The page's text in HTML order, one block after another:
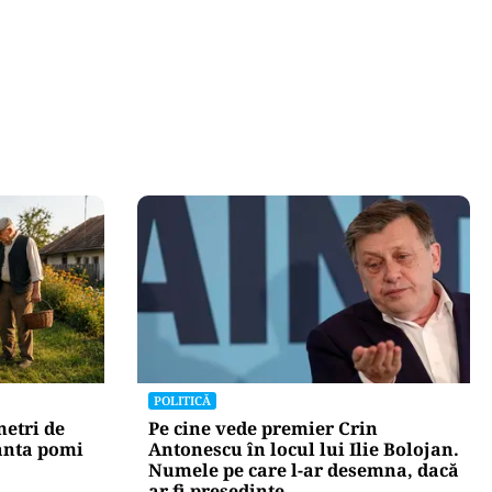
de
pomi
POLITICĂ
Pe cine vede premier Crin
Antonescu în locul lui Ilie Bolojan.
Numele pe care l-ar desemna, dacă